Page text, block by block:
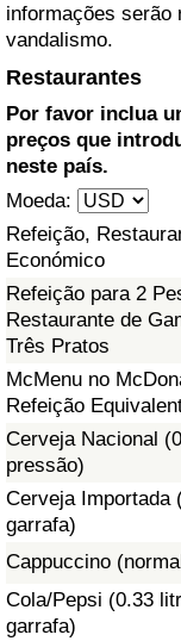
informações serão
vandalismo.
Restaurantes
Por favor inclua
preços que
neste país.
Moeda:
Refeição,
Económico
Refeição para 2
Restaurante de
Três Pratos
McMenu no
Refeição
Cerveja Nacional
pressão)
Cerveja Importada
garrafa)
Cappuccino
Cola/Pepsi (0.33
garrafa)
Indicador de
Índice de
Saúde
Indicador de
Indicador de
Indicador de
Poluição
Indicador de
Índice de
Indicador de
Trânsito